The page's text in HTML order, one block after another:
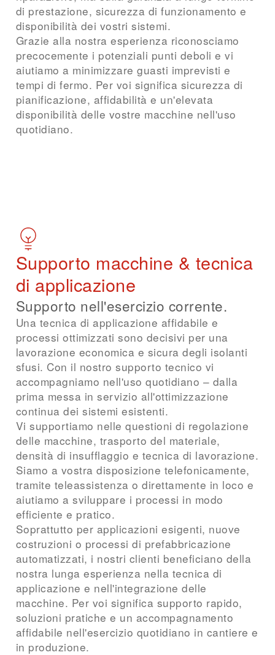
di prestazione, sicurezza di funzionamento e
disponibilità dei vostri sistemi.
Grazie alla nostra esperienza riconosciamo
precocemente i potenziali punti deboli e vi
aiutiamo a minimizzare guasti imprevisti e
tempi di fermo. Per voi significa sicurezza di
pianificazione, affidabilità e un'elevata
disponibilità delle vostre macchine nell'uso
quotidiano.
Supporto macchine & tecnica
di applicazione
Supporto nell'esercizio corrente.
Una tecnica di applicazione affidabile e
processi ottimizzati sono decisivi per una
lavorazione economica e sicura degli isolanti
sfusi. Con il nostro supporto tecnico vi
accompagniamo nell'uso quotidiano – dalla
prima messa in servizio all'ottimizzazione
continua dei sistemi esistenti.
Vi supportiamo nelle questioni di regolazione
delle macchine, trasporto del materiale,
densità di insufflaggio e tecnica di lavorazione.
Siamo a vostra disposizione telefonicamente,
tramite teleassistenza o direttamente in loco e
aiutiamo a sviluppare i processi in modo
efficiente e pratico.
Soprattutto per applicazioni esigenti, nuove
costruzioni o processi di prefabbricazione
automatizzati, i nostri clienti beneficiano della
nostra lunga esperienza nella tecnica di
applicazione e nell'integrazione delle
macchine. Per voi significa supporto rapido,
soluzioni pratiche e un accompagnamento
affidabile nell'esercizio quotidiano in cantiere e
in produzione.